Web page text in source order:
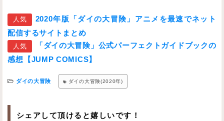
人気
2020年版「ダイの大冒険」アニメを最速でネット
配信するサイトまとめ
人気
「ダイの大冒険」公式パーフェクトガイドブックの
感想【JUMP COMICS】
ダイの大冒険 ダイの大冒険(2020年)
シェアして頂けると嬉しいです！